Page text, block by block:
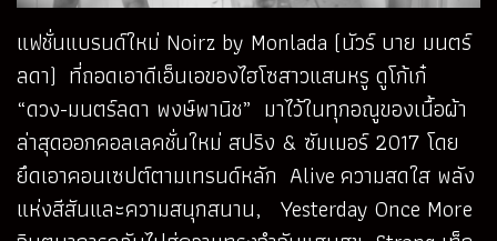
แฟชั่นแบรนด์ใหม่ Noirz by Monlada (นัวร์ บาย มนตร์
ลดา) ที่ถอดเอาดีเอ็นเอของไฮโซสาวแสนหรู ดูโก้เก๋
“ดวง-มนตร์ลดา พงษ์พานิช” มาไว้ในทุกอณูของเนื้อผ้า
ล่าสุดออกคอลเลคชั่นใหม่ สปริง & ซัมเมอร์ 2017 โดย
ยึดเอาคอนเซปต์ตามเทรนด์หลัก Alive ความสดใส พลัง
แห่งสีสันและความสนุกสนาน, Yesterday Once More